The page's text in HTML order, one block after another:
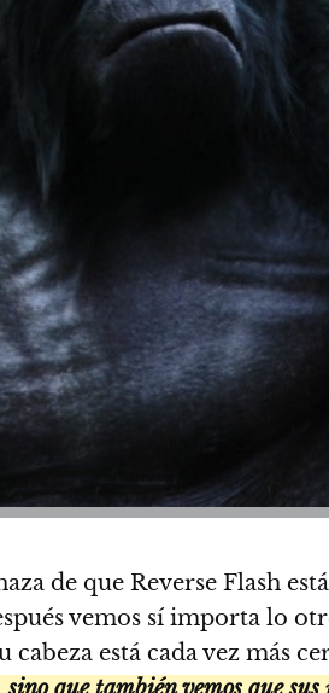
de que Reverse Flash
vemos sí importa lo
está cada vez más